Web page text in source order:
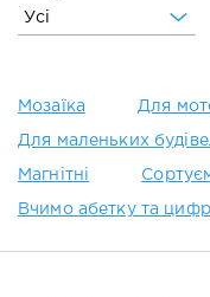
Усі
Мозаїка Для
Для маленьких
Магнітні
Вчимо абетку та